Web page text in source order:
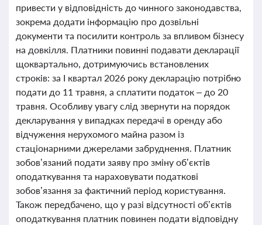
привести у відповідність до чинного законодавства,
зокрема додати інформацію про дозвільні
документи та посилити контроль за впливом бізнесу
на довкілля. Платники повинні подавати декларації
щоквартально, дотримуючись встановлених
строків: за І квартал 2026 року декларацію потрібно
подати до 11 травня, а сплатити податок – до 20
травня. Особливу увагу слід звернути на порядок
декларування у випадках передачі в оренду або
відчуження нерухомого майна разом із
стаціонарними джерелами забруднення. Платник
зобов’язаний подати заяву про зміну об’єктів
оподаткування та нараховувати податкові
зобов’язання за фактичний період користування.
Також передбачено, що у разі відсутності об’єктів
оподаткування платник повинен подати відповідну